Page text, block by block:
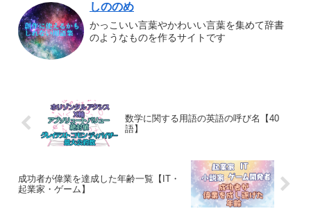
しののめ
かっこいい言葉やかわいい言葉を集めて辞書
のようなものを作るサイトです
数学に関する用語の英語の呼び名【40
語】
成功者が偉業を達成した年齢一覧【IT・
起業家・ゲーム】